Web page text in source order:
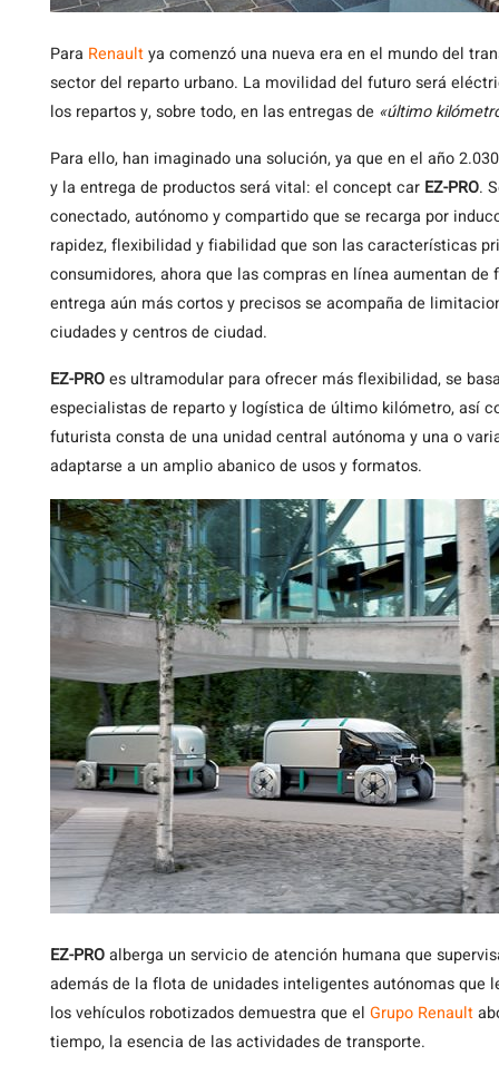
Para Renaultya comenzó una nueva era en el mundo del
sector del reparto urbano. La movilidad del futuro será
los repartos y, sobre todo, en las entregas de «último
Para ello, han imaginado una solución, ya que en el año
y la entrega de productos será vital: el concept car EZ-PRO.
conectado, autónomo y compartido que se recarga por
rapidez, flexibilidad y fiabilidad que son las características
consumidores, ahora que las compras en línea aumentan
entrega aún más cortos y precisos se acompaña de
ciudades y centros de ciudad.
EZ-PROes ultramodular para ofrecer más flexibilidad, se
especialistas de reparto y logística de último kilómetro, así
futurista consta de una unidad central autónoma y una o
adaptarse a un amplio abanico de usos y formatos.
EZ-PROalberga un servicio de atención humana que
además de la flota de unidades inteligentes autónomas que
los vehículos robotizados demuestra que el Grupo Renault
tiempo, la esencia de las actividades de transporte.